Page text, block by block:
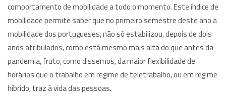
comportamento de mobilidade a todo o momento. Este índice de
mobilidade permite saber que no primeiro semestre deste ano a
mobilidade dos portugueses, não só estabilizou, depois de dois
anos atribulados, como está mesmo mais alta do que antes da
pandemia, fruto, como dissemos, da maior flexibilidade de
horários que o trabalho em regime de teletrabalho, ou em regime
híbrido, traz à vida das pessoas.